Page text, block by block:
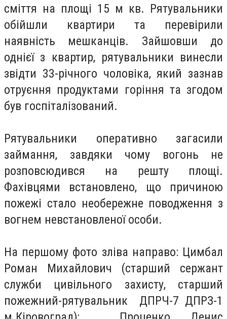
сміття на площі 15 м кв. Рятувальники
обійшли квартири та перевірили
наявність мешканців. Зайшовши до
однієї з квартир, рятувальники винесли
звідти 33-річного чоловіка, який зазнав
отруєння продуктами горіння та згодом
був госпіталізований.
Рятувальники оперативно загасили
займання, завдяки чому вогонь не
розповсюдився на решту площі.
Фахівцями встановлено, що причиною
пожежі стало необережне поводження з
вогнем невстановленої особи.
На першому фото зліва направо: Цимбал
Роман Михайлович (старший сержант
служби цивільного захисту, старший
пожежний-рятувальник ДПРЧ-7 ДПРЗ-1